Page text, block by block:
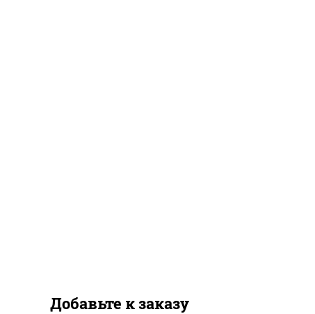
Добавьте к заказу